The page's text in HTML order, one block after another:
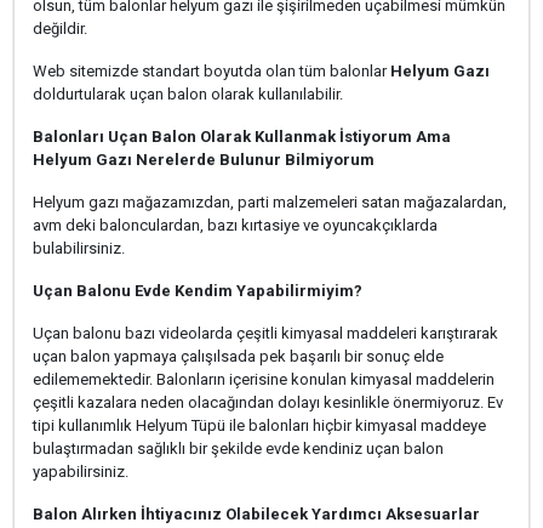
olsun, tüm balonlar helyum gazı ile şişirilmeden uçabilmesi mümkün
değildir.
Web sitemizde standart boyutda olan tüm balonlar Helyum Gazı
doldurtularak uçan balon olarak kullanılabilir.
Balonları Uçan Balon Olarak Kullanmak İstiyorum Ama
Helyum Gazı Nerelerde Bulunur Bilmiyorum
Helyum gazı mağazamızdan, parti malzemeleri satan mağazalardan,
avm deki balonculardan, bazı kırtasiye ve oyuncakçıklarda
bulabilirsiniz.
Uçan Balonu Evde Kendim Yapabilirmiyim?
Uçan balonu bazı videolarda çeşitli kimyasal maddeleri karıştırarak
uçan balon yapmaya çalışılsada pek başarılı bir sonuç elde
edilememektedir. Balonların içerisine konulan kimyasal maddelerin
çeşitli kazalara neden olacağından dolayı kesinlikle önermiyoruz. Ev
tipi kullanımlık Helyum Tüpü ile balonları hiçbir kimyasal maddeye
bulaştırmadan sağlıklı bir şekilde evde kendiniz uçan balon
yapabilirsiniz.
Balon Alırken İhtiyacınız Olabilecek Yardımcı Aksesuarlar